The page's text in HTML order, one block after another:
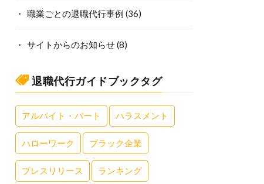
職業ごとの退職代行事例 (36)
サイトからのお知らせ(8)
退職代行ガイドブックタグ
アルバイト・パート ハラスメント
ハローワーク ブラック企業
プレスリリース ランキング